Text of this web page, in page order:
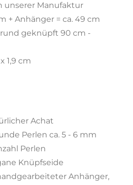
unserer Manufaktur
+ Anhänger = ca. 49 cm
geknüpft 90 cm -
1,9 cm
Achat
Perlen ca. 5 - 6 mm
Perlen
Knüpfseide
Anhänger,